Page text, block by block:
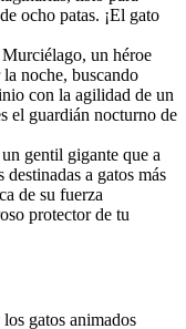
ocho patas. ¡El gato
un héroe
noche, buscando
con la agilidad de un
el guardián nocturno de
gentil gigante que a
destinadas a gatos más
de su fuerza
protector de tu
gatos animados